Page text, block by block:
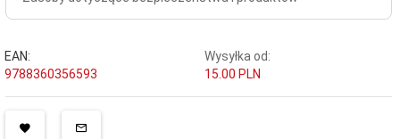
EAN:
9788360356593
Wysyłka od:
15.00 PLN